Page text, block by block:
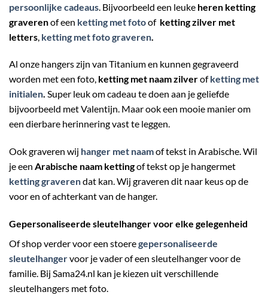
persoonlijke cadeaus . Bijvoorbeeld een leuke heren ketting
graverenof een ketting met fotoof ketting zilver met
letters ketting met foto graveren
Al onze hangers zijn van Titanium en kunnen gegraveerd
worden met een foto, ketting met naam zilverofketting met
initialen. Super leuk om cadeau te doen aan je geliefde
bijvoorbeeld met Valentijn. Maar ook een mooie manier om
een dierbare herinnering vast te leggen.
Ook graveren wij hanger met naamof tekst in Arabische. Wil
je een Arabische naam kettingof tekst op je hangermet
ketting graverendat kan. Wij graveren dit naar keus op de
voor en of achterkant van de hanger.
Gepersonaliseerde sleutelhanger voor elke gelegenheid
Of shop verder voor een stoeregepersonaliseerde
sleutelhangervoor je vader of een sleutelhanger voor de
familie. Bij Sama24.nl kan je kiezen uit verschillende
sleutelhangers met foto.